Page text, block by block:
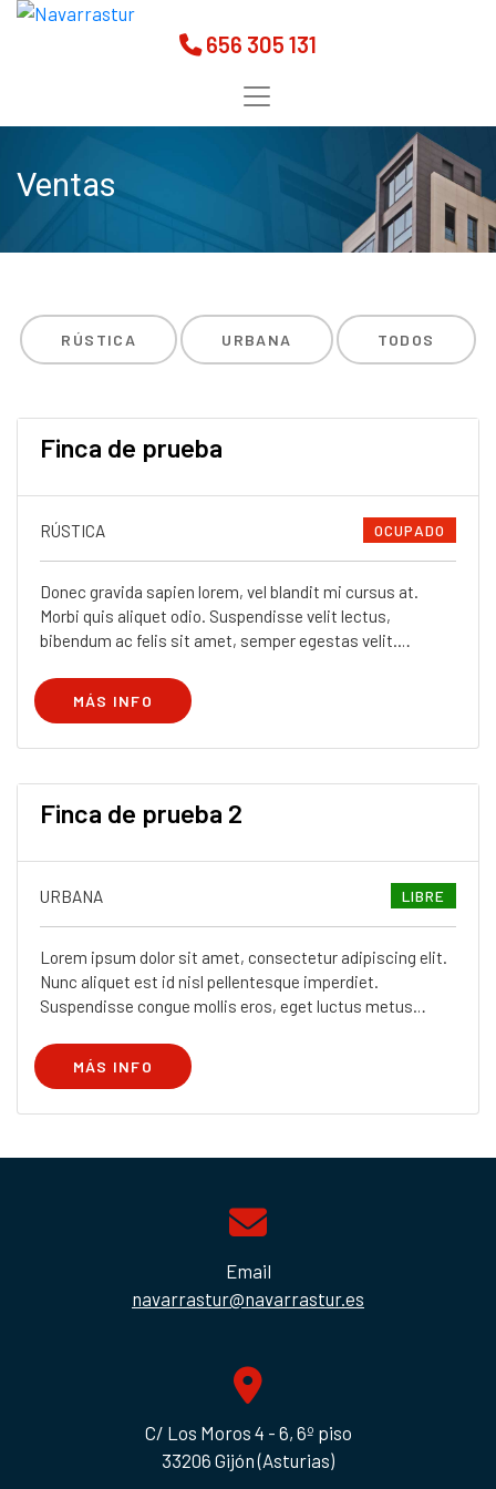
656 305 131
Ventas
RÚSTICA URBANA TODOS
Finca de prueba
RÚSTICA OCUPADO
Donec gravida sapien lorem, vel blandit mi cursus at.
Morbi quis aliquet odio. Suspendisse velit lectus,
bibendum ac felis sit amet, semper egestas velit.
rhoncus at mauris..
MÁS INFO
Finca de prueba 2
URBANA LIBRE
Lorem ipsum dolor sit amet, consectetur adipiscing elit.
Nunc aliquet est id nisl pellentesque imperdiet.
Suspendisse congue mollis eros, eget luctus metus
MÁS INFO
Email
navarrastur@navarrastur.es
C/ Los Moros 4 - 6, 6º piso
33206 Gijón (Asturias)